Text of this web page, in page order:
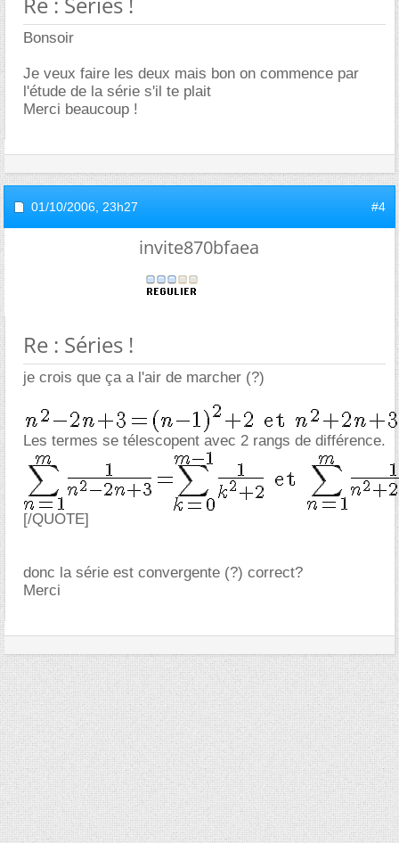
Bonsoir
Je veux faire les deux mais bon on commence par
l'étude de la série s'il te plait
Merci beaucoup !
01/10/2006, 23h27 #4
invite870bfaea
Re : Séries !
je crois que ça a l'air de marcher (?)
Les termes se télescopent avec 2 rangs de différence.
[/QUOTE]
donc la série est convergente (?) correct?
Merci